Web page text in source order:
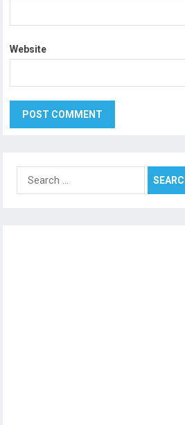
Website
Search